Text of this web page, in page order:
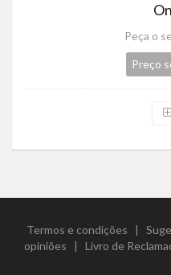
Peça o
Preço
Termos e condições |
opiniões | Livro de